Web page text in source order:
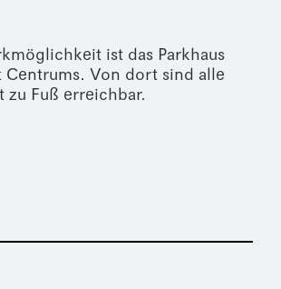
ist das Parkhaus
Centrums. Von dort sind alle
zu Fuß erreichbar.